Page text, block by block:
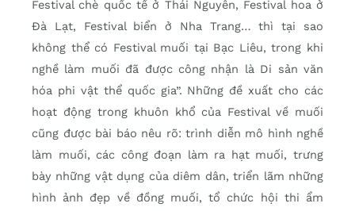
Festival chè quốc tế ở Thái Nguyên, Festival hoa ở
Đà Lạt, Festival biển ở Nha Trang… thì tại sao
không thể có Festival muối tại Bạc Liêu, trong khi
nghề làm muối đã được công nhận là Di sản văn
hóa phi vật thể quốc gia”. Những đề xuất cho các
hoạt động trong khuôn khổ của Festival về muối
cũng được bài báo nêu rõ: trình diễn mô hình nghề
làm muối, các công đoạn làm ra hạt muối, trưng
bày những vật dụng của diêm dân, triển lãm những
hình ảnh đẹp về đồng muối, tổ chức hội thi ẩm